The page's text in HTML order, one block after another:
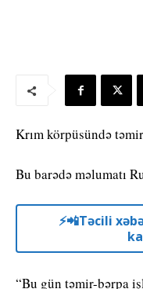
Krım körpüsündə
Bu barədə məlumatı
⚡️📲Təcili
“Bu gün təmir-bərpa